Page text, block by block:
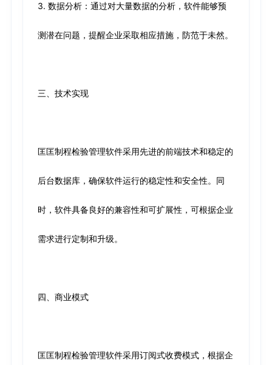
3. 数据分析：通过对大量数据的分析，软件能够预
测潜在问题，提醒企业采取相应措施，防范于未然。
三、技术实现
匡匡制程检验管理软件采用先进的前端技术和稳定的
后台数据库，确保软件运行的稳定性和安全性。同
时，软件具备良好的兼容性和可扩展性，可根据企业
需求进行定制和升级。
四、商业模式
匡匡制程检验管理软件采用订阅式收费模式，根据企